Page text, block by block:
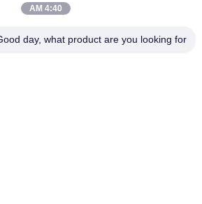
خلاط مخروطي مزدوج يتميز بهيكل دوار
4:40 AM
day, what product are you looking for?